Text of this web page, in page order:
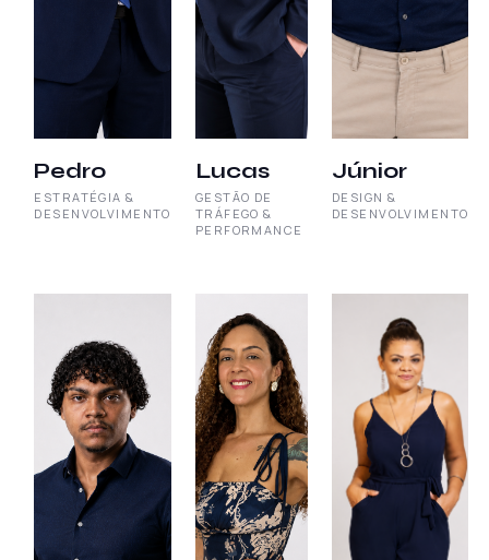
Pedro
ESTRATÉGIA &
DESENVOLVIMENTO
Lucas
GESTÃO DE
TRÁFEGO &
PERFORMANCE
Júnior
DESIGN &
DESENVOLVIMENTO